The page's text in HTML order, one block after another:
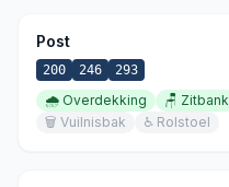
Post
200 246 293
🌧️ Overdekking 🪑 Zitbank
🗑️ Vuilnisbak ♿ Rolstoel